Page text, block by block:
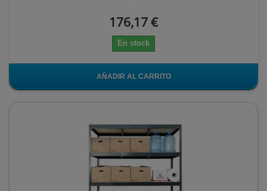
176,17 €
En stock
AÑADIR AL CARRITO